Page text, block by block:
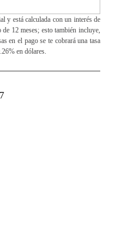
y está calculada con un interés de
12 meses; esto también incluye,
en el pago se te cobrará una tasa
en dólares.